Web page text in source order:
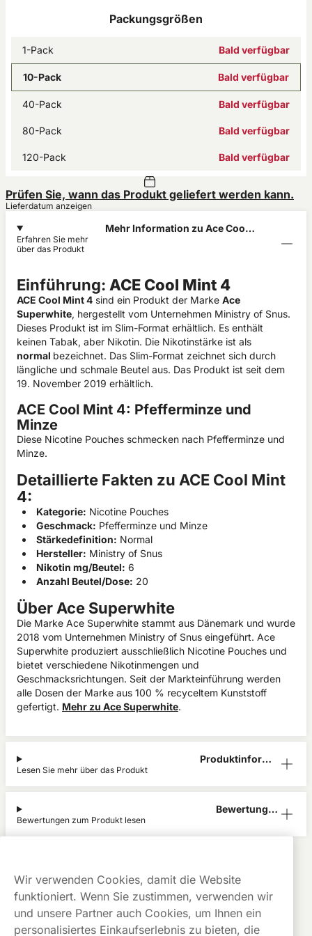
Packungsgrößen
1-Pack Bald verfügbar
10-Pack Bald verfügbar
40-Pack Bald verfügbar
80-Pack Bald verfügbar
120-Pack Bald verfügbar
Prüfen Sie, wann das Produkt geliefert werden kann.
Lieferdatum anzeigen
Mehr Information zu Ace Cool
Erfahren Sie mehr
über das Produkt
Einführung: ACE Cool Mint 4
ACE Cool Mint 4 sind ein Produkt der Marke Ace
Superwhite, hergestellt vom Unternehmen Ministry of Snus.
Dieses Produkt ist im Slim-Format erhältlich. Es enthält
keinen Tabak, aber Nikotin. Die Nikotinstärke ist als
normal bezeichnet. Das Slim-Format zeichnet sich durch
längliche und schmale Beutel aus. Das Produkt ist seit dem
19. November 2019 erhältlich.
ACE Cool Mint 4: Pfefferminze und
Minze
Diese Nicotine Pouches schmecken nach Pfefferminze und
Minze.
Detaillierte Fakten zu ACE Cool Mint
4:
Kategorie: Nicotine Pouches
Geschmack: Pfefferminze und Minze
Stärkedefinition: Normal
Hersteller: Ministry of Snus
Nikotin mg/Beutel: 6
Anzahl Beutel/Dose: 20
Über Ace Superwhite
Die Marke Ace Superwhite stammt aus Dänemark und wurde
2018 vom Unternehmen Ministry of Snus eingeführt. Ace
Superwhite produziert ausschließlich Nicotine Pouches und
bietet verschiedene Nikotinmengen und
Geschmacksrichtungen. Seit der Markteinführung werden
alle Dosen der Marke aus 100 % recyceltem Kunststoff
gefertigt. Mehr zu Ace Superwhite.
Produktinform
Lesen Sie mehr über das Produkt
Bewertunge
Bewertungen zum Produkt lesen
Rechnung
Gratis
Versand
Dieses Produkt ist nicht risikofrei und enthält Nikotin, eine
süchtig machende Substanz.
Wir verwenden Cookies, damit die Website
funktioniert. Wenn Sie zustimmen, verwenden wir
und unsere Partner auch Cookies, um Ihnen ein
personalisiertes Einkaufserlebnis zu bieten, die